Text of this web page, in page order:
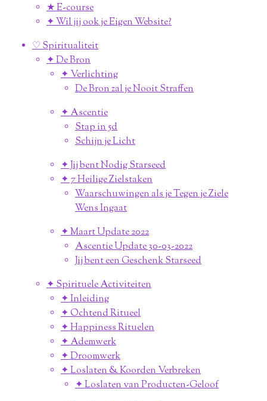
★ E-course
✦ Wil jij ook je Eigen Website?
♡ Spiritualiteit
✦ De Bron
✦ Verlichting
De Bron zal je Nooit Straffen
✦ Ascentie
Stap in 5d
Schijn je Licht
✦ Jij bent Nodig Starseed
✦ 7 Heilige Zielstaken
Waarschuwingen als je Tegen je Ziele
Wens Ingaat
✦ Maart Update 2022
Ascentie Update 30-03-2022
Jij bent een Geschenk Starseed
✦ Spirituele Activiteiten
✦ Inleiding
✦ Ochtend Ritueel
✦ Happiness Rituelen
✦ Ademwerk
✦ Droomwerk
✦ Loslaten & Koorden Verbreken
✦ Loslaten van Producten-Geloof